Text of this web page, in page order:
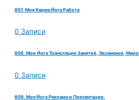
607. Моя Карма Йога Работа
0 Записи
608. Мои Йога Трансляции Занятий, Экзаменов,
0 Записи
609. Моя Йога Реклама и Презентации.